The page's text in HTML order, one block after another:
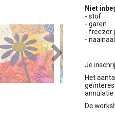
Next
Niet
- stof
- garen
- freezer
-
Je
Het
annulatie
De